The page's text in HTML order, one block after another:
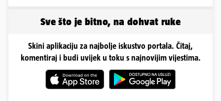
Sve što je bitno, na dohvat ruke
Skini aplikaciju za najbolje iskustvo portala. Čitaj,
komentiraj i budi uvijek u toku s najnovijim vijestima.